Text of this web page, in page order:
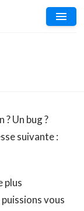
? Un bug ?
suivante :
plus
vous